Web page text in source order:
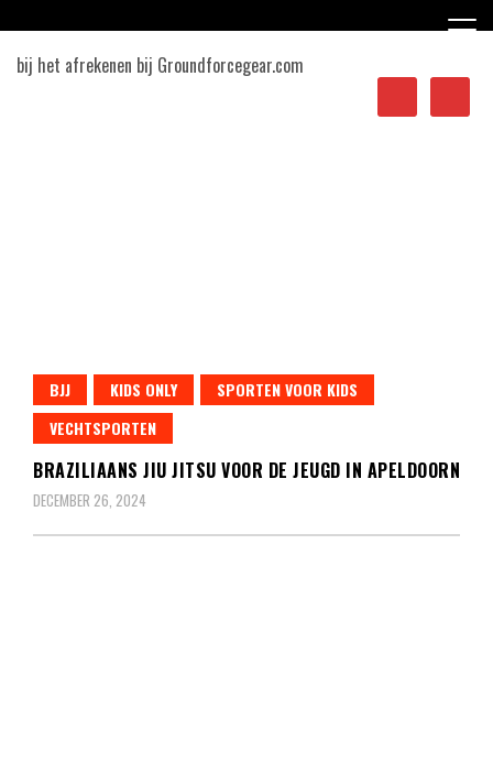
naar
inhoud
bij het afrekenen bij Groundforcegear.com
BJJ KIDS ONLY
SPORTEN VOOR KIDS
VECHTSPORTEN
BRAZILIAANS JIU JITSU VOOR DE JEUGD IN APELDOORN
DECEMBER 26, 2024